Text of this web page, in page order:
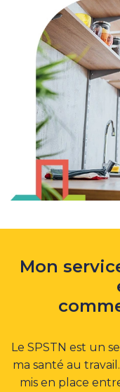
Mon
Le SPSTN est un
ma santé au
mis en place